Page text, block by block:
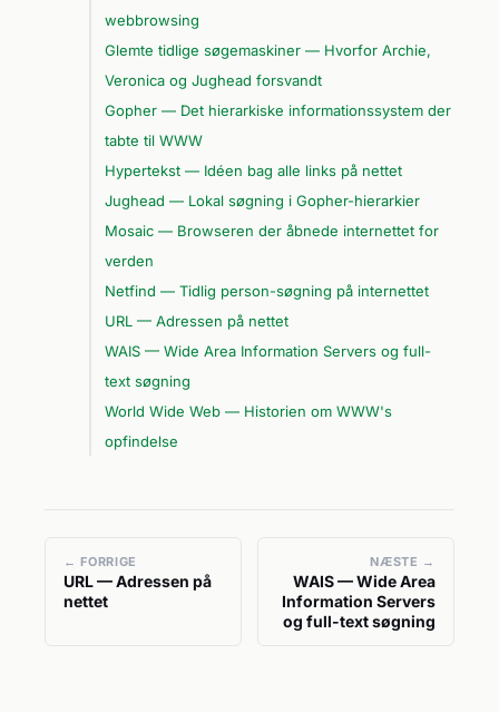
webbrowsing
Glemte tidlige søgemaskiner — Hvorfor Archie,
Veronica og Jughead forsvandt
Gopher — Det hierarkiske informationssystem der
tabte til WWW
Hypertekst — Idéen bag alle links på nettet
Jughead — Lokal søgning i Gopher-hierarkier
Mosaic — Browseren der åbnede internettet for
verden
Netfind — Tidlig person-søgning på internettet
URL — Adressen på nettet
WAIS — Wide Area Information Servers og full-
text søgning
World Wide Web — Historien om WWW's
opfindelse
← FORRIGE
URL — Adressen på
nettet
NÆSTE →
WAIS — Wide Area
Information Servers
og full-text søgning